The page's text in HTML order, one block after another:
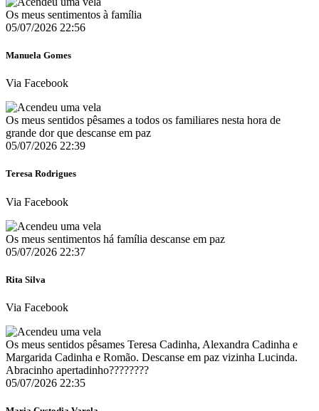
Os meus sentimentos à família
05/07/2026 22:56
Manuela Gomes
Via Facebook
Os meus sentidos pêsames a todos os familiares nesta hora de
grande dor que descanse em paz
05/07/2026 22:39
Teresa Rodrigues
Via Facebook
Os meus sentimentos há família descanse em paz
05/07/2026 22:37
Rita Silva
Via Facebook
Os meus sentidos pêsames Teresa Cadinha, Alexandra Cadinha e
Margarida Cadinha e Romão. Descanse em paz vizinha Lucinda.
Abracinho apertadinho????????
05/07/2026 22:35